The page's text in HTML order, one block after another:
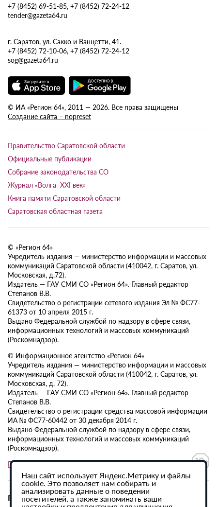
+7 (8452) 69-51-85, +7 (8452) 72-24-12
tender@gazeta64.ru
г. Саратов, ул. Сакко и Ванцетти, 41.
+7 (8452) 72-10-06, +7 (8452) 72-24-12
sog@gazeta64.ru
© ИА «Регион 64», 2011 — 2026. Все права защищены
Создание сайта – nopreset
Правительство Саратовской области
Официальные публикации
Собрание законодательства СО
Журнал «Волга XXI век»
Книга памяти Саратовской области
Саратовская областная газета
© «Регион 64»
Учредитель издания — министерство информации и массовых
коммуникаций Саратовской области (410042, г. Саратов, ул.
Московская, д.72).
Издатель — ГАУ СМИ СО «Регион 64». Главный редактор
Степанов В.В.
Свидетельство о регистрации сетевого издания Эл № ФС77-
61373 от 10 апреля 2015 г.
Выдано Федеральной службой по надзору в сфере связи,
информационных технологий и массовых коммуникаций
(Роскомнадзор).
© Информационное агентство «Регион 64»
Учредитель издания — министерство информации и массовых
коммуникаций Саратовской области (410042, г. Саратов, ул.
Московская, д. 72).
Издатель — ГАУ СМИ СО «Регион 64». Главный редактор
Степанов В.В.
Свидетельство о регистрации средства массовой информации
ИА № ФС77-60442 от 30 декабря 2014 г.
Выдано Федеральной службой по надзору в сфере связи,
информационных технологий и массовых коммуникаций
(Роскомнадзор).
Политика в отношении обработки персональных данных
При использовании материалов сайта активная
Наш сайт использует Яндекс.Метрику и файлы
cookie. Это позволяет нам собирать и
анализировать данные о поведении
посетителей, а также запоминать ваши